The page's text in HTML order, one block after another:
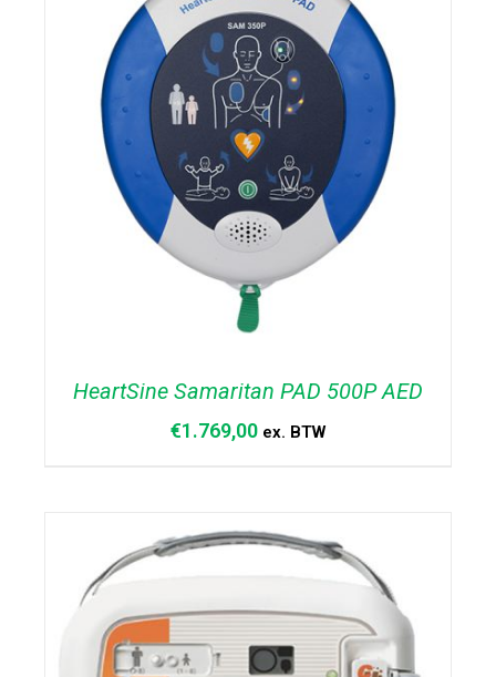
TOEVOEGEN AAN WINKELWAGEN / DETAILS
HeartSine Samaritan PAD 500P AED
€1.769,00 ex. BTW